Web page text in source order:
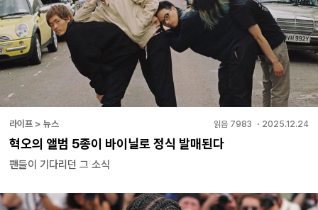
라이프 > 뉴스 읽음 7983 ・ 2025.12.24
혁오의 앨범 5종이 바이닐로 정식 발매된다
팬들이 기다리던 그 소식